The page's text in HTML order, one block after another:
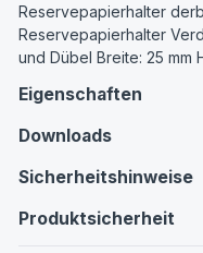
Reservepapierhalter
Reservepapierhalter
und Dübel Breite: 25 mm
Eigenschaften
Downloads
Sicherheitshinweise
Produktsicherheit